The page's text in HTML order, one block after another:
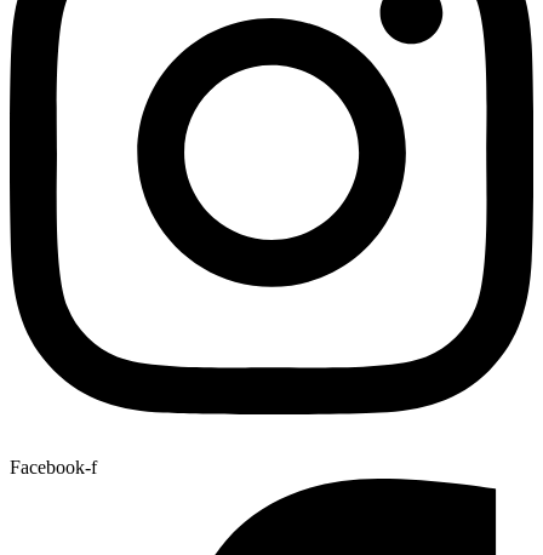
Facebook-f